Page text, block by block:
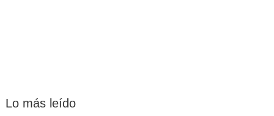
Lo más leído